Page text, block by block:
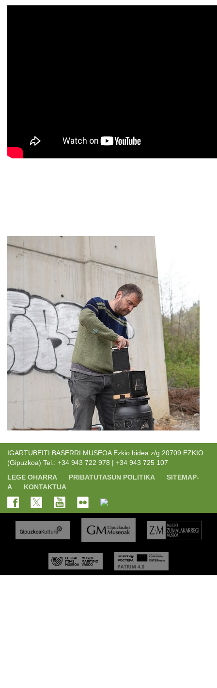
IGARTUBEITI BASERRI MUSEOA Ezkio bidea z/g 20709 EZKIO.
(Gipuzkoa) Tel.: +34 943 722 978 | +34 943 725 107
LEGE OHARRA
PRIBATUTASUN POLITIKA
SITEMAP-
A
KONTAKTUA